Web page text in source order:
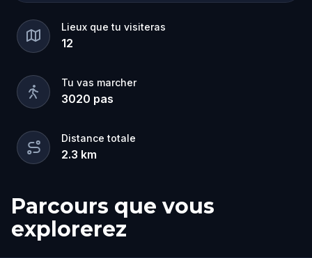
Lieux que tu visiteras
12
Tu vas marcher
3020 pas
Distance totale
2.3 km
Parcours que vous
explorerez
Départ
Arrivée